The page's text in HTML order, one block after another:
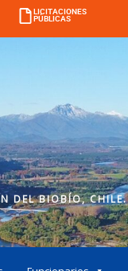
LICITACIONES
PÚBLICAS
DEL BIOBÍO, CHILE.